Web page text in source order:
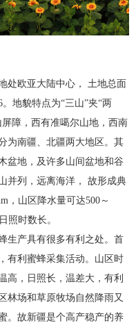
处欧亚大陆中心， 土地总面
地貌特点为“三山”夹“两
障，西有准噶尔山地，西南
为南疆、北疆两大地区。其
盆地，及许多山间盆地和谷
并列，远离海洋， 故形成典
，山区降水量可达500～
照时数长。
生产具有很多有利之处。首
有利蜜蜂采集活动。山区时
高，日照长，温差大，有利
林场和草原牧场自然降雨又
。故新疆是个高产稳产的养